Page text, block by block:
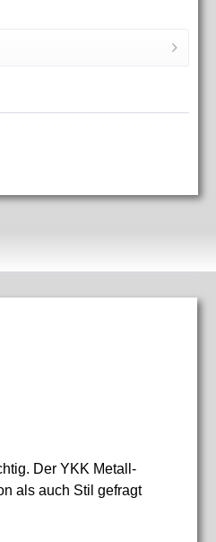
Der YKK Metall-
als auch Stil gefragt